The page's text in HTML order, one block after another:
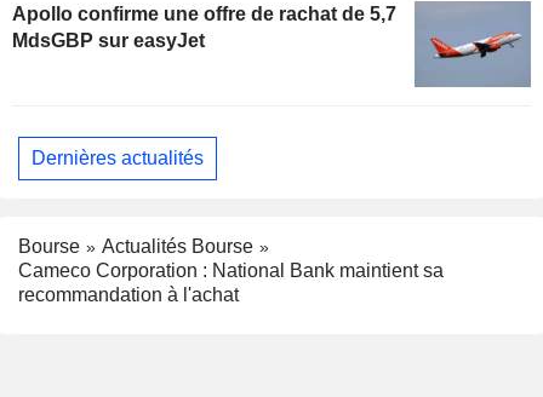
Apollo confirme une offre de rachat de 5,7
MdsGBP sur easyJet
Dernières actualités
Bourse
Actualités Bourse
Cameco Corporation : National Bank maintient sa
recommandation à l'achat